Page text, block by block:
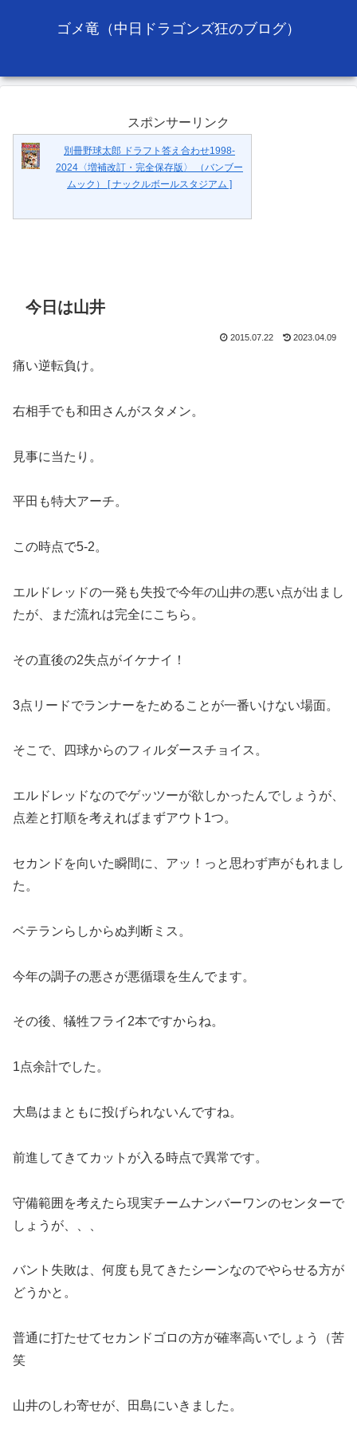
ゴメ竜（中日ドラゴンズ狂のブログ）
スポンサーリンク
別冊野球太郎 ドラフト答え合わせ1998-
2024〈増補改訂・完全保存版〉 （バンブー
ムック） [ ナックルボールスタジアム ]
今日は山井
2015.07.22 2023.04.09
痛い逆転負け。
右相手でも和田さんがスタメン。
見事に当たり。
平田も特大アーチ。
この時点で5-2。
エルドレッドの一発も失投で今年の山井の悪い点が出まし
たが、まだ流れは完全にこちら。
その直後の2失点がイケナイ！
3点リードでランナーをためることが一番いけない場面。
そこで、四球からのフィルダースチョイス。
エルドレッドなのでゲッツーが欲しかったんでしょうが、
点差と打順を考えればまずアウト1つ。
セカンドを向いた瞬間に、アッ！っと思わず声がもれまし
た。
ベテランらしからぬ判断ミス。
今年の調子の悪さが悪循環を生んでます。
その後、犠牲フライ2本ですからね。
1点余計でした。
大島はまともに投げられないんですね。
前進してきてカットが入る時点で異常です。
守備範囲を考えたら現実チームナンバーワンのセンターで
しょうが、、、
バント失敗は、何度も見てきたシーンなのでやらせる方が
どうかと。
普通に打たせてセカンドゴロの方が確率高いでしょう（苦
笑
山井のしわ寄せが、田島にいきました。